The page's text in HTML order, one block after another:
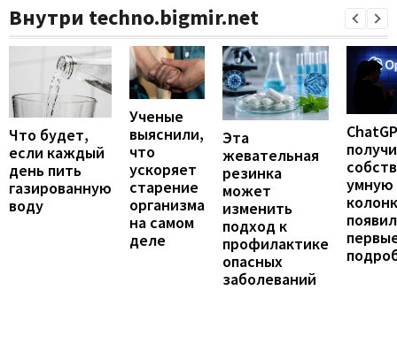
Внутри techno.bigmir.net
Что будет,
если каждый
день пить
газированную
воду
Ученые
выяснили,
что
ускоряет
старение
организма
на самом
деле
Эта
жевательная
резинка
может
изменить
подход к
профилактике
опасных
заболеваний
умную